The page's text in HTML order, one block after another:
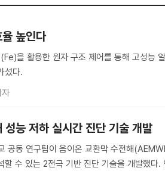
높인다
을 활용한 원자 구조 제어를 통해 고성능
섰다.
자
성능 저하 실시간 진단 기술 개발
공동 연구팀이 음이온 교환막 수전해
할 수 있는 2전극 기반 진단 기술을 개발했다.